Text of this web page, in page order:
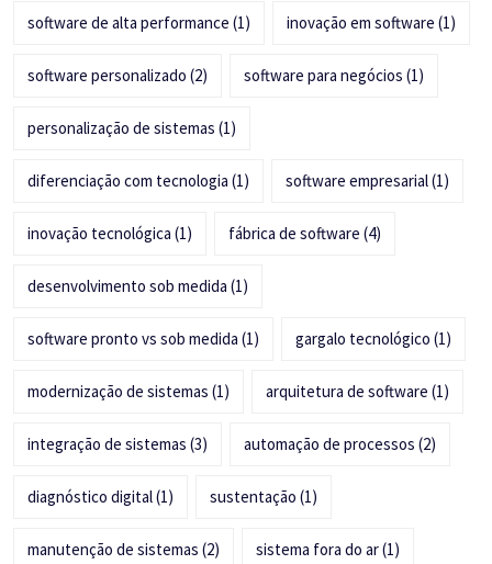
software de alta performance (1) inovação em software (1)
software personalizado (2) software para negócios (1)
personalização de sistemas (1)
diferenciação com tecnologia (1) software empresarial(1)
inovação tecnológica (1) fábrica de software (4)
desenvolvimento sob medida (1)
software pronto vs sob medida (1) gargalo tecnológico (1)
modernização de sistemas (1) arquitetura de software (1)
integração de sistemas (3) automação de processos (2)
diagnóstico digital(1) sustentação (1)
manutenção de sistemas (2) sistema fora do ar(1)